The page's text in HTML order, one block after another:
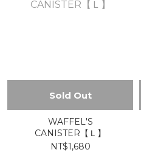
Sold Out
WAFFEL'S
CANISTER【Ｌ】
NT$1,680